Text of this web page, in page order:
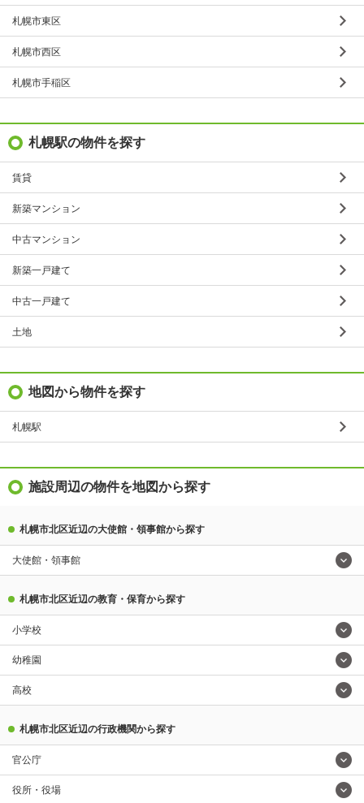
札幌市東区
札幌市西区
札幌市手稲区
札幌駅の物件を探す
賃貸
新築マンション
中古マンション
新築一戸建て
中古一戸建て
土地
地図から物件を探す
札幌駅
施設周辺の物件を地図から探す
札幌市北区近辺の大使館・領事館から探す
大使館・領事館
札幌市北区近辺の教育・保育から探す
小学校
幼稚園
高校
札幌市北区近辺の行政機関から探す
官公庁
役所・役場